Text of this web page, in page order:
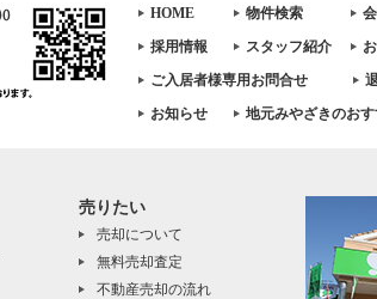
HOME 物件検索
採用情報
スタッフ紹介
ご入居者様専用お問合せ
お知らせ
地元みやざきのお
売りたい
売却について
無料売却査定
不動産売却の流れ